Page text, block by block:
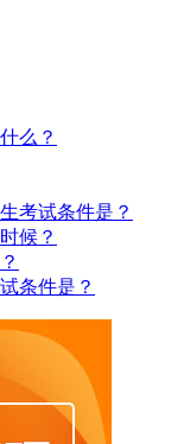
么？
考试条件是？
候？
条件是？